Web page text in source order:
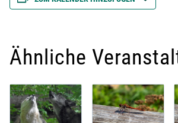
Ähnliche